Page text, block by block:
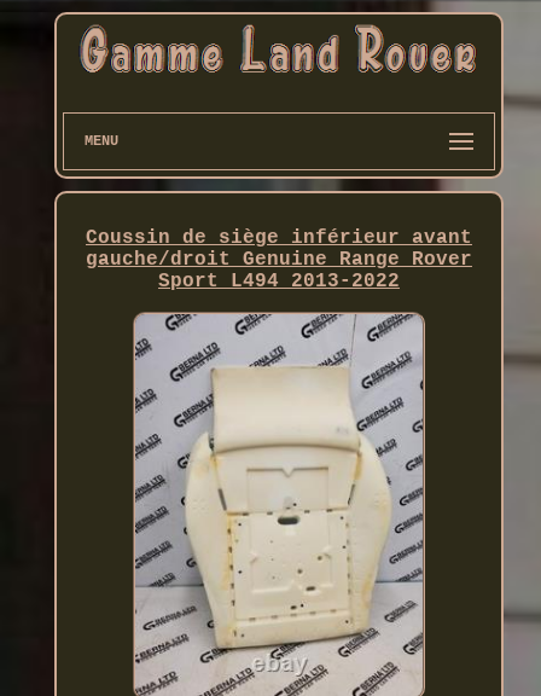
MENU
Coussin de siège inférieur avant
gauche/droit Genuine Range Rover
Sport L494 2013-2022